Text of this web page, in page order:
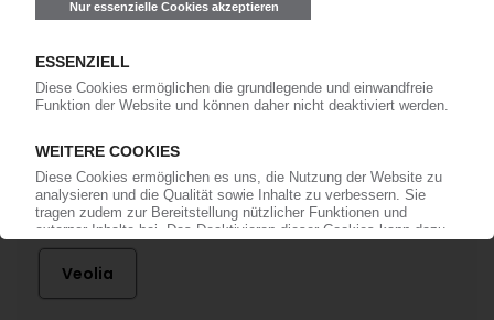
Bereits KI-Abonnent? Jetzt
Mehr zu ...
Veolia